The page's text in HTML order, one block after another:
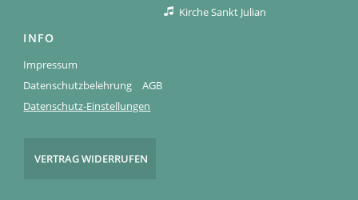
Kirche Sankt Julian
INFO
Impressum
Datenschutzbelehrung
AGB
Datenschutz-Einstellungen
VERTRAG WIDERRUFEN